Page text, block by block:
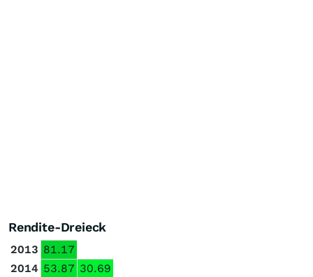
Rendite-Dreieck
2013 81.17
2014 53.87 30.69